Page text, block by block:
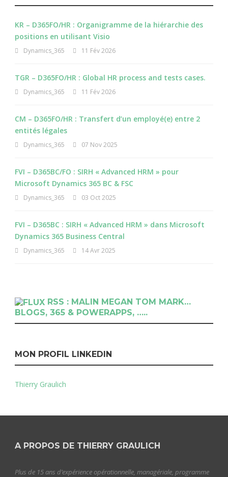
KR – D365FO/HR : Organigramme de la hiérarchie des
positions en utilisant Visio
Dynamics_365 11 Fév 2026
TGR – D365FO/HR : Global HR process and tests cases.
Dynamics_365 11 Fév 2026
CM – D365FO/HR : Transfert d’un employé(e) entre 2
entités légales
Dynamics_365 07 Nov 2025
FVI – D365BC/FO : SIRH « Advanced HRM » pour
Microsoft Dynamics 365 BC & FSC
Dynamics_365 03 Oct 2025
FVI – D365BC : SIRH « Advanced HRM » dans Microsoft
Dynamics 365 Business Central
Dynamics_365 14 Avr 2025
RSS : MALIN MEGAN TOM MARK…
BLOGS, 365 & POWERAPPS, …..
MON PROFIL LINKEDIN
Thierry Graulich
A PROPOS DE THIERRY GRAULICH
Plus de 15 ans d’expérience opérationnelle, managériale, programme